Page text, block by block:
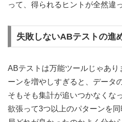
って、得られるヒントが全然違
失敗しないABテストの進
ABテストは万能ツールじゃあり
ーンを増やしすぎると、データ
そもそも集計が追いつかなくな
欲張って3つ以上のパターンを